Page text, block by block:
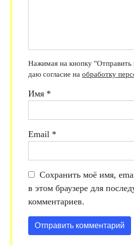
Нажимая на кнопку "Отправить
даю согласие на обработку
Имя *
Email *
Сохранить моё имя,
в этом браузере для
комментариев.